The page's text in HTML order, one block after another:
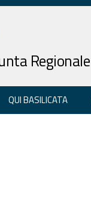
Regionale
QUI BASILICATA